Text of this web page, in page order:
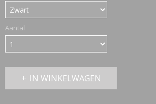
Aantal
IN WINKELWAGEN